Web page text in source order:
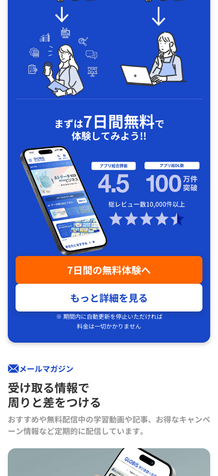
まずは7日間無料で
体験してみよう!!
7日間の無料体験へ
もっと詳細を見る
※ 期間内に自動更新を停止いただければ
料金は一切かかりません
メールマガジン
受け取る情報で
周りと差をつける
おすすめや無料配信中の学習動画や記事、お得なキャンペ
ーン情報など定期的に配信しています。